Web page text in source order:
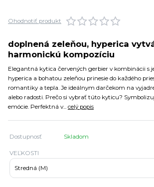
Ohodnotiť produkt
doplnená zeleňou, hyperica
harmonickú kompozíciu
Elegantná kytica červených gerbier v kombinácii s
hyperica a bohatou zeleňou prinesie do každého
romantiky a tepla. Je ideálnym darčekom na
alebo radosti. Prečo si vybrať túto kyticu?
emócie. Perfektná v... celý popis
Dostupnosť Skladom
VEĽKOSTI